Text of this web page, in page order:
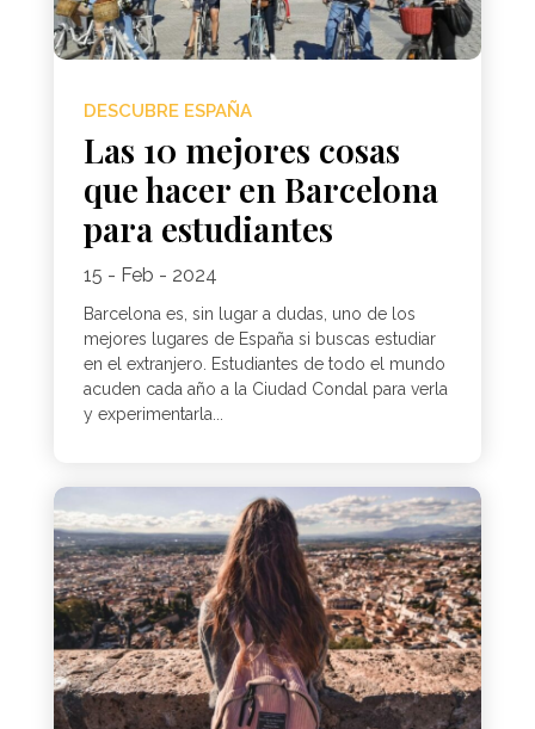
DESCUBRE ESPAÑA
Las 10 mejores cosas
que hacer en Barcelona
para estudiantes
15 - Feb - 2024
Barcelona es, sin lugar a dudas, uno de los
mejores lugares de España si buscas estudiar
en el extranjero. Estudiantes de todo el mundo
acuden cada año a la Ciudad Condal para verla
y experimentarla...